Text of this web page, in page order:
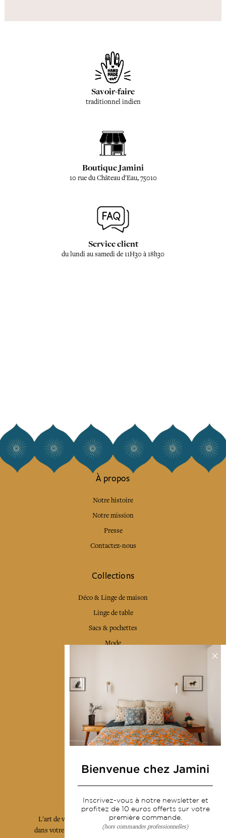
Savoir-faire
traditionnel indien
Boutique Jamini
10 rue du Château d'Eau, 75010
Service client
du lundi au samedi de 11H30 à 18h30
À propos
Notre histoire
Notre mission
Presse
Contactez-nous
Collections
Déco & Linge de maison
Linge de table
Sacs & pochettes
Mode
Livraison & retour
CGV
Devenir revendeur
Notre communauté
L'art de vivre JAMINI raconté avec poésie et élégance
dans votre boîte mail. Inscrivez vous à notre newsletter
Bienvenue chez Jamini
Inscrivez-vous à notre newsletter et
profitez de 10 euros offerts sur votre
première commande.
(hors commandes professionnelles)